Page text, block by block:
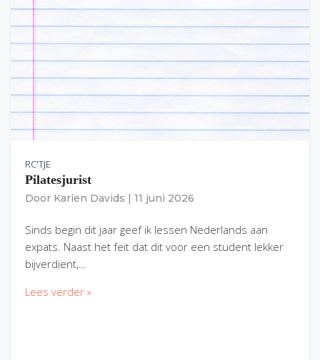
RC'TJE
Pilatesjurist
Door Karien Davids 11 juni 2026
Sinds begin dit jaar geef ik lessen Nederlands aan
expats. Naast het feit dat dit voor een student lekker
bijverdient,…
Lees verder »